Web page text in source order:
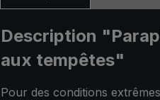
Description
aux tempêtes"
Pour des conditions